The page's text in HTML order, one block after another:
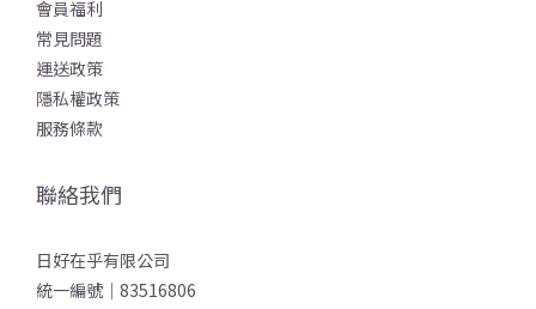
會員福利
常見問題
運送政策
隱私權政策
服務條款
聯絡我們
日好在乎有限公司
統一編號｜83516806